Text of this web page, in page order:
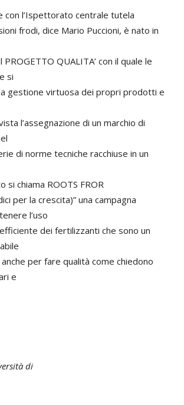
con l’Ispettorato centrale tutela
frodi, dice Mario Puccioni, è nato in
QUALITA’ con il quale le
si
gestione virtuosa dei propri prodotti e
l’assegnazione di un marchio di
di norme tecniche racchiuse in un
chiama ROOTS FROR
per la crescita)” una campagna
l’uso
dei fertilizzanti che sono un
per fare qualità come chiedono
e
di